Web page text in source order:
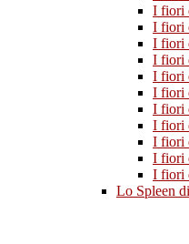
I fiori
I fiori
I fiori
I fiori
I fiori
I fiori
I fiori
I fiori
I fiori
I fiori
I fiori
Lo Spleen